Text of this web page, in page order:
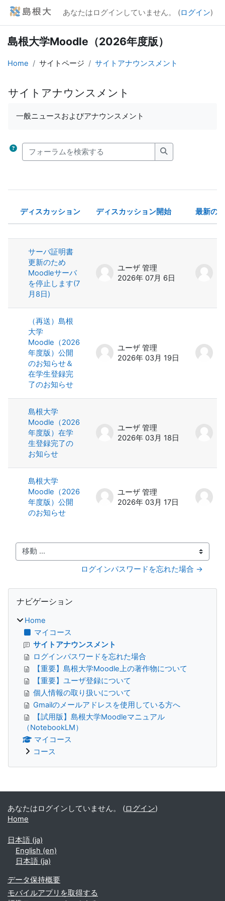
メインコンテンツへスキップする
あなたはログインしていません。 (ログイン)
島根大学Moodle（2026年度版）
Home サイトページ サイトアナウンスメント
サイトアナウンスメント
一般ニュースおよびアナウンスメント
フォーラムを検索する
フォーラムを検
ステータス
ディスカッション ディスカッション開始 最新の
サーバ証明書
更新のため
Moodleサーバ
を停止します(7
月8日)
ユーザ 管理
2026年 07月 6日
（再送）島根
大学
Moodle（2026
年度版）公開
のお知らせ＆
在学生登録完
了のお知らせ
ユーザ 管理
2026年 03月 19日
島根大学
Moodle（2026
年度版）在学
生登録完了の
お知らせ
ユーザ 管理
2026年 03月 18日
島根大学
Moodle（2026
年度版）公開
のお知らせ
ユーザ 管理
2026年 03月 17日
移動 ...
ログインパスワードを忘れた場合 →
ブロック
ナビゲーション
Home
マイコース
サイトアナウンスメント
ログインパスワードを忘れた場合
【重要】島根大学Moodle上の著作物について
【重要】ユーザ登録について
個人情報の取り扱いについて
Gmailのメールアドレスを使用している方へ
【試用版】島根大学Moodleマニュアル
（NotebookLM）
マイコース
コース
補助ブロック
あなたはログインしていません。 (ログイン)
Home
日本語 ‎(ja)‎
English ‎(en)‎
日本語 ‎(ja)‎
データ保持概要
モバイルアプリを取得する